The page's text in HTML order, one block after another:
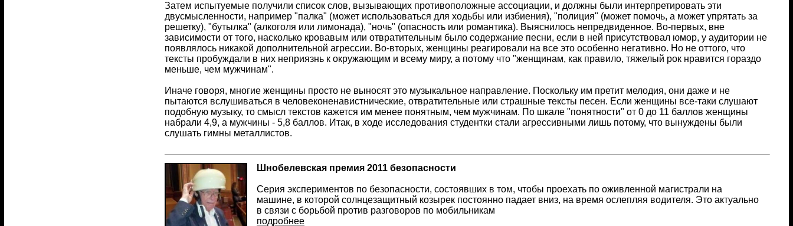
Затем испытуемые получили список слов, вызывающих противоположные ассоциации, и должны были интерпретировать эти
двусмысленности, например "палка" (может использоваться для ходьбы или избиения), "полиция" (может помочь, а может упрятать за
решетку), "бутылка" (алкоголя или лимонада), "ночь" (опасность или романтика). Выяснилось непредвиденное. Во-первых, вне
зависимости от того, насколько кровавым или отвратительным было содержание песни, если в ней присутствовал юмор, у аудитории не
появлялось никакой дополнительной агрессии. Во-вторых, женщины реагировали на все это особенно негативно. Но не оттого, что
тексты пробуждали в них неприязнь к окружающим и всему миру, а потому что "женщинам, как правило, тяжелый рок нравится гораздо
меньше, чем мужчинам".
Иначе говоря, многие женщины просто не выносят это музыкальное направление. Поскольку им претит мелодия, они даже и не
пытаются вслушиваться в человеконенавистнические, отвратительные или страшные тексты песен. Если женщины все-таки слушают
подобную музыку, то смысл текстов кажется им менее понятным, чем мужчинам. По шкале "понятности" от 0 до 11 баллов женщины
набрали 4,9, а мужчины - 5,8 баллов. Итак, в ходе исследования студентки стали агрессивными лишь потому, что вынуждены были
слушать гимны металлистов.
Шнобелевская премия 2011 безопасности
Серия экспериментов по безопасности, состоявших в том, чтобы проехать по оживленной магистрали на
машине, в которой солнцезащитный козырек постоянно падает вниз, на время ослепляя водителя. Это актуально
в связи с борьбой против разговоров по мобильникам
подробнее